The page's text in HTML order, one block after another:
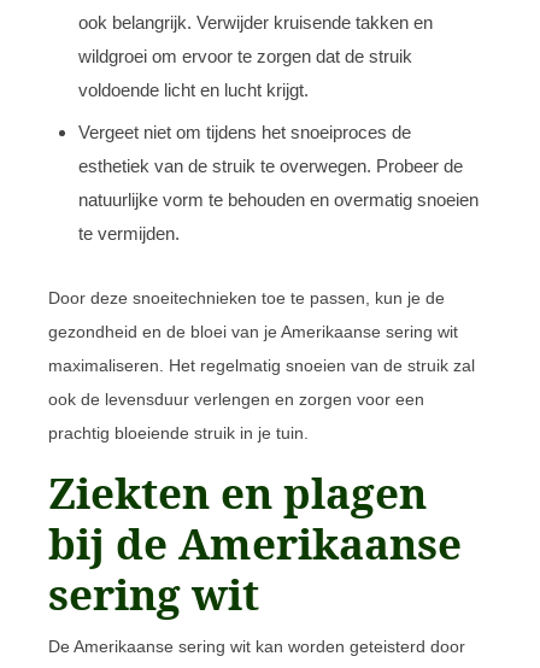
ook belangrijk. Verwijder kruisende takken en
wildgroei om ervoor te zorgen dat de struik
voldoende licht en lucht krijgt.
Vergeet niet om tijdens het snoeiproces de
esthetiek van de struik te overwegen. Probeer de
natuurlijke vorm te behouden en overmatig snoeien
te vermijden.
Door deze snoeitechnieken toe te passen, kun je de
gezondheid en de bloei van je Amerikaanse sering wit
maximaliseren. Het regelmatig snoeien van de struik zal
ook de levensduur verlengen en zorgen voor een
prachtig bloeiende struik in je tuin.
Ziekten en plagen
bij de Amerikaanse
sering wit
De Amerikaanse sering wit kan worden geteisterd door